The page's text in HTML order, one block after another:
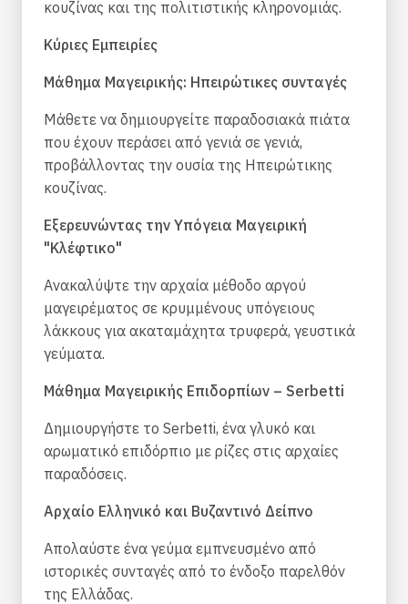
κουζίνας και της πολιτιστικής κληρονομιάς.
Κύριες Εμπειρίες
Μάθημα Μαγειρικής: Ηπειρώτικες συνταγές
Μάθετε να δημιουργείτε παραδοσιακά πιάτα
που έχουν περάσει από γενιά σε γενιά,
προβάλλοντας την ουσία της Ηπειρώτικης
κουζίνας.
Εξερευνώντας την Υπόγεια Μαγειρική
"Κλέφτικο"
Ανακαλύψτε την αρχαία μέθοδο αργού
μαγειρέματος σε κρυμμένους υπόγειους
λάκκους για ακαταμάχητα τρυφερά, γευστικά
γεύματα.
Μάθημα Μαγειρικής Επιδορπίων – Serbetti
Δημιουργήστε το Serbetti, ένα γλυκό και
αρωματικό επιδόρπιο με ρίζες στις αρχαίες
παραδόσεις.
Αρχαίο Ελληνικό και Βυζαντινό Δείπνο
Απολαύστε ένα γεύμα εμπνευσμένο από
ιστορικές συνταγές από το ένδοξο παρελθόν
της Ελλάδας.